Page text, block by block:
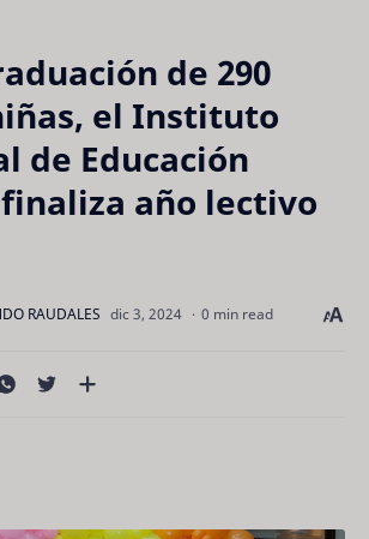
de 290
el Instituto
de Educación
año lectivo
0 min read